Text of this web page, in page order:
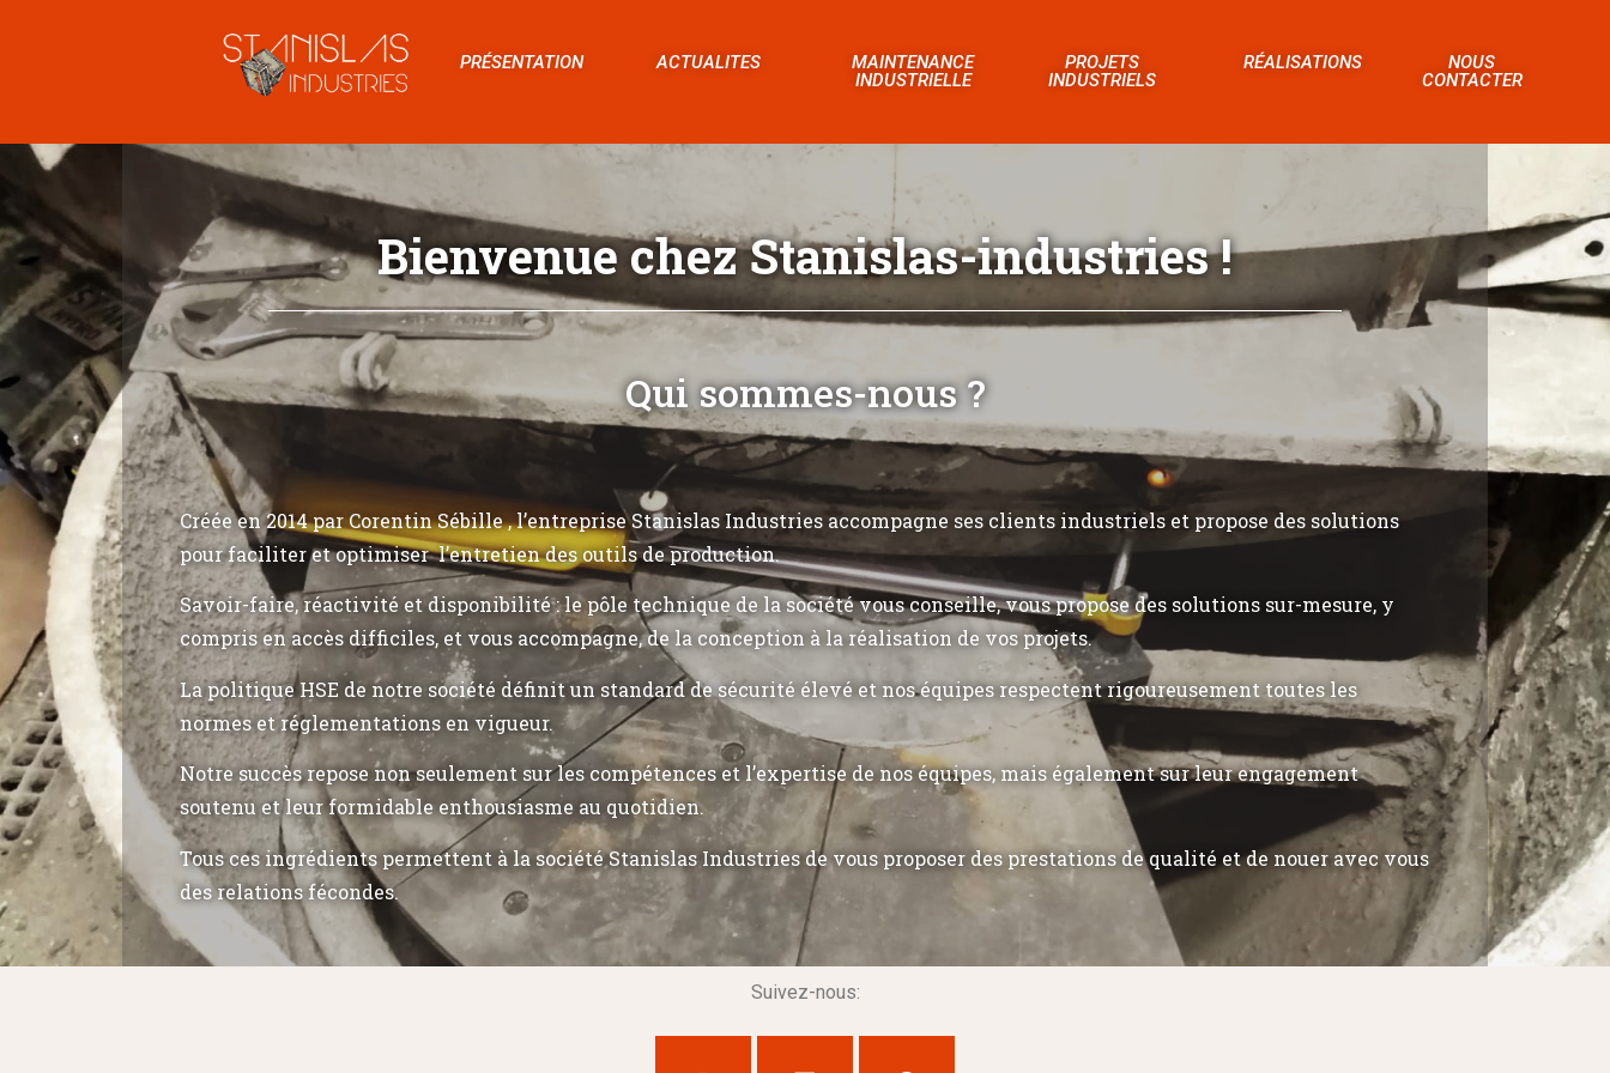
PRÉSENTATION ACTUALITES
MAINTENANCE
INDUSTRIELLE
PROJETS
INDUSTRIELS
RÉALISATIONS
NOUS
CONTACTER
Bienvenue chez Stanislas-industries !
Qui sommes-nous ?
Créée en 2014 par Corentin Sébille , l’entreprise Stanislas Industries accompagne ses clients industriels et propose des solutions
pour faciliter et optimiser l’entretien des outils de production.
Savoir-faire, réactivité et disponibilité : le pôle technique de la société vous conseille, vous propose des solutions sur-mesure, y
compris en accès difficiles, et vous accompagne, de la conception à la réalisation de vos projets.
La politique HSE de notre société définit un standard de sécurité élevé et nos équipes respectent rigoureusement toutes les
normes et réglementations en vigueur.
Notre succès repose non seulement sur les compétences et l’expertise de nos équipes, mais également sur leur engagement
soutenu et leur formidable enthousiasme au quotidien.
Tous ces ingrédients permettent à la société Stanislas Industries de vous proposer des prestations de qualité et de nouer avec vous
des relations fécondes.
Suivez-nous: